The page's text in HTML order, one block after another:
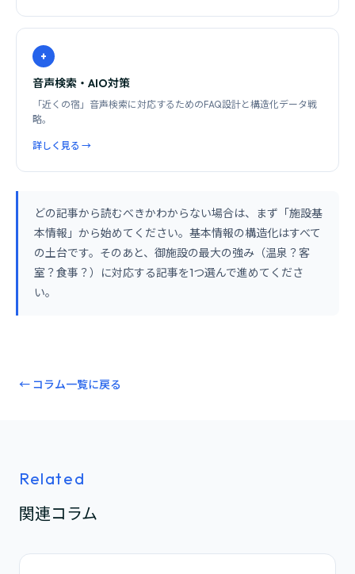
+
音声検索・AIO対策
「近くの宿」音声検索に対応するためのFAQ設計と構造化データ戦
略。
詳しく見る →
どの記事から読むべきかわからない場合は、まず「施設基
本情報」から始めてください。基本情報の構造化はすべて
の土台です。そのあと、御施設の最大の強み（温泉？客
室？食事？）に対応する記事を1つ選んで進めてくださ
い。
← コラム一覧に戻る
Related
関連コラム